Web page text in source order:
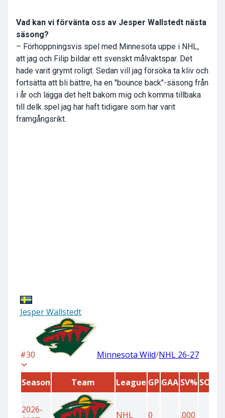
Vad kan vi förvänta oss av Jesper Wallstedt nästa
säsong?
– Förhoppningsvis spel med Minnesota uppe i NHL,
att jag och Filip bildar ett svenskt målvaktspar. Det
hade varit grymt roligt. Sedan vill jag försöka ta kliv och
fortsätta att bli bättre, ha en "bounce back"-säsong från
i år och lägga det helt bakom mig och komma tillbaka
till delk spel jag har haft tidigare som har varit
framgångsrikt.